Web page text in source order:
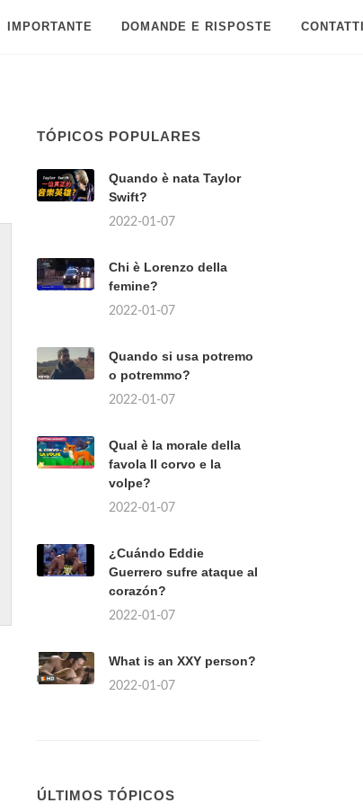
IMPORTANTE DOMANDE E RISPOSTE
TÓPICOS POPULARES
Quando è nata Taylor
Swift?
2022-01-07
Chi è Lorenzo della
femine?
2022-01-07
Quando si usa potremo
o potremmo?
2022-01-07
Qual è la morale della
favola Il corvo e la
volpe?
2022-01-07
¿Cuándo Eddie
Guerrero sufre ataque al
corazón?
2022-01-07
What is an XXY person?
2022-01-07
ÚLTIMOS TÓPICOS